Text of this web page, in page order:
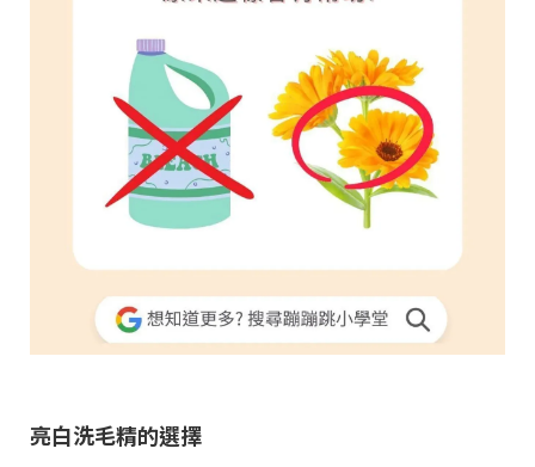
亮白洗毛精的選擇